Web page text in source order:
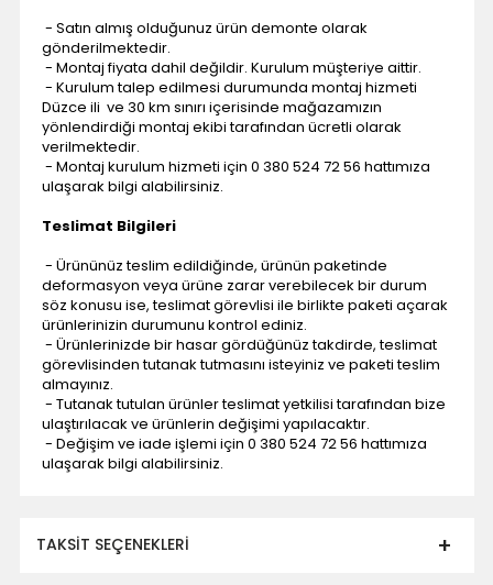
- Satın almış olduğunuz ürün demonte olarak
gönderilmektedir.
- Montaj fiyata dahil değildir. Kurulum müşteriye aittir.
- Kurulum talep edilmesi durumunda montaj hizmeti
Düzce ili ve 30 km sınırı içerisinde mağazamızın
yönlendirdiği montaj ekibi tarafından ücretli olarak
verilmektedir.
- Montaj kurulum hizmeti için 0 380 524 72 56 hattımıza
ulaşarak bilgi alabilirsiniz.
Teslimat Bilgileri
- Ürününüz teslim edildiğinde, ürünün paketinde
deformasyon veya ürüne zarar verebilecek bir durum
söz konusu ise, teslimat görevlisi ile birlikte paketi açarak
ürünlerinizin durumunu kontrol ediniz.
- Ürünlerinizde bir hasar gördüğünüz takdirde, teslimat
görevlisinden tutanak tutmasını isteyiniz ve paketi teslim
almayınız.
- Tutanak tutulan ürünler teslimat yetkilisi tarafından bize
ulaştırılacak ve ürünlerin değişimi yapılacaktır.
- Değişim ve iade işlemi için 0 380 524 72 56 hattımıza
ulaşarak bilgi alabilirsiniz.
TAKSIT SEÇENEKLERI